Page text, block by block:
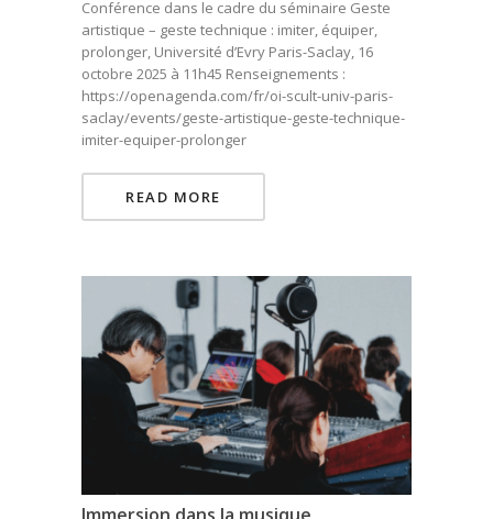
Conférence dans le cadre du séminaire Geste
artistique – geste technique : imiter, équiper,
prolonger, Université d’Evry Paris-Saclay, 16
octobre 2025 à 11h45 Renseignements :
https://openagenda.com/fr/oi-scult-univ-paris-
saclay/events/geste-artistique-geste-technique-
imiter-equiper-prolonger
READ MORE